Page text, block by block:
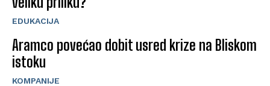
EDUKACIJA
Aramco povećao dobit usred krize na Bliskom
istoku
KOMPANIJE